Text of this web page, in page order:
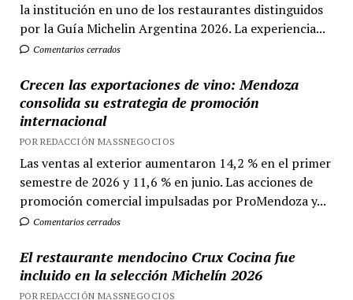
la institución en uno de los restaurantes distinguidos
por la Guía Michelin Argentina 2026. La experiencia...
Comentarios cerrados
Crecen las exportaciones de vino: Mendoza
consolida su estrategia de promoción
internacional
POR REDACCIÓN MASSNEGOCIOS
Las ventas al exterior aumentaron 14,2 % en el primer
semestre de 2026 y 11,6 % en junio. Las acciones de
promoción comercial impulsadas por ProMendoza y...
Comentarios cerrados
El restaurante mendocino Crux Cocina fue
incluido en la selección Michelín 2026
POR REDACCIÓN MASSNEGOCIOS